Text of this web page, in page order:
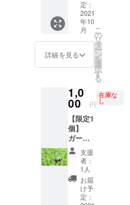
す。 ※
ピアス
をスト
ラップ
可能で
す。そ
にコメ
ントお
願いし
ます。
ラップ
に変更
可能で
す。そ
の際は
備考欄
ます。
※写真は
イメー
ジにな
りま
す。
れ等の
宝石を
入れて
いま
す。こ
ちらを
願いし
ます。
になり
ますの
で強い
衝撃に
より割
れてし
まう恐
れがあ
りま
料・税
込 ・宝
石入り
ガラス
ドー
ム 1
個 ・
製品情
報 ・
ガラス
ドーム
の大き
さ 直
径
25mm
・宝石
の量：
4g=20c
t ※ガラ
定：
2021
年10
月
詳細を見る
こ
の
リ
タ
ー
ン
を
選
択
す
る
1,0
00 円
在庫な
し
【限定1
個】
ガー
ネット
ピア
ス 1
組
1000
円 送
支援
者：
1人
お届
け予
定：